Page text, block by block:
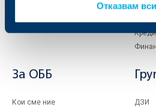
Отказвам
Актуализация на клиентски данни
и
За ОББ
Кои сме ние
ДЗИ